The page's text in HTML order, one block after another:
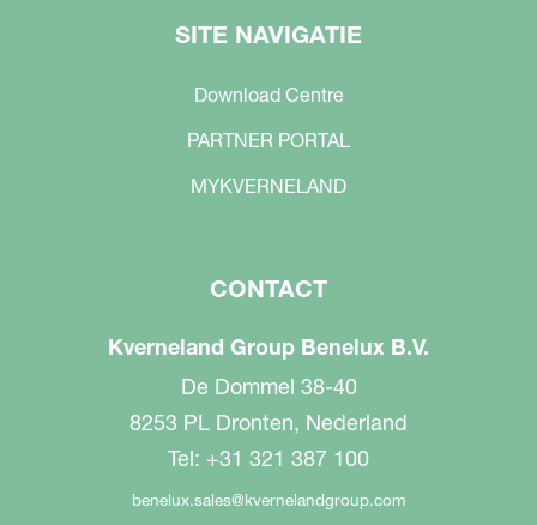
SITE NAVIGATIE
Download Centre
PARTNER PORTAL
MYKVERNELAND
CONTACT
Kverneland Group Benelux B.V.
De Dommel 38-40
8253 PL Dronten, Nederland
Tel: +31 321 387 100
benelux.sales@kvernelandgroup.com